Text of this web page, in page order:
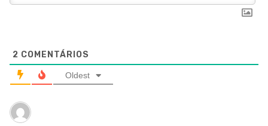
2 COMENTÁRIOS
Oldest